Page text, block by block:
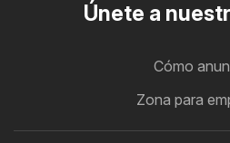
Únete a
Cómo
Zona para